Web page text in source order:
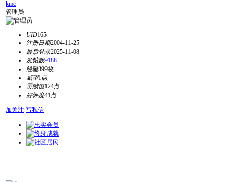
kmc
管理员
UID165
注册日期2004-11-25
最后登录2025-11-08
发帖数9188
经验399枚
威望1点
贡献值124点
好评度41点
加关注 写私信